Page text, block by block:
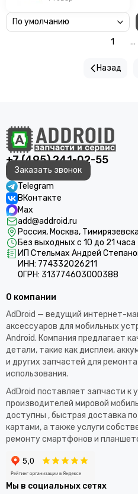
Назад
1 ...
+7 (495) 241-02-55
Заказать звонок
Telegram
ВКонтакте
Max
add@addroid.ru
Россия, Москва,
Без выходных с 10 до 21 часа
ИП Стельмах Андрей
ИНН: 774332026211
ОГРН: 313774603000388
О компании
AdDroid — ведущий интернет-
аксессуаров для мобильных
Android. Компания предлагает
детали, такие как дисплеи,
и других запчастей для
использования.​
AdDroid поставляет запчасти к
производителей мировой
доступны , быстрая доставка
картами, а также услуги
ремонту смартфонов и
Мы в социальных сетях